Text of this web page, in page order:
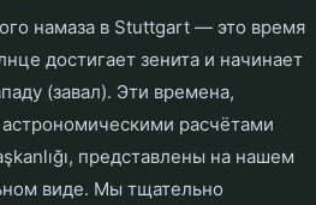
намаза в Stuttgart — это время
достигает зенита и начинает
(завал). Эти времена,
расчётами
представлены на нашем
виде. Мы тщательно